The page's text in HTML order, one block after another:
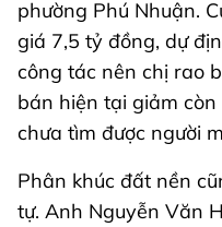
phường Phú Nhuận.
giá 7,5 tỷ đồng, dự
công tác nên chị rao
bán hiện tại giảm
chưa tìm được người
Phân khúc đất nền
tự. Anh Nguyễn Văn